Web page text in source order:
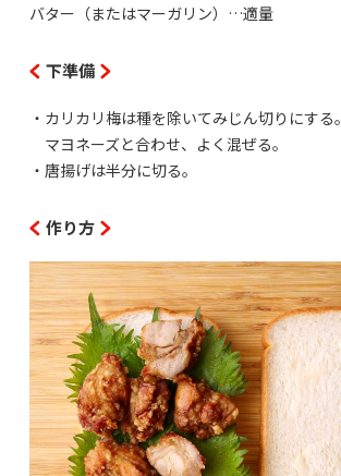
バター（またはマーガリン）…適量
下準備
・カリカリ梅は種を除いてみじん切りにする。
マヨネーズと合わせ、よく混ぜる。
・唐揚げは半分に切る。
作り方